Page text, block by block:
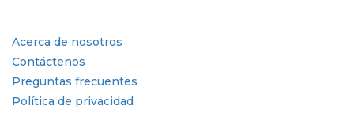
Acerca de nosotros
Contáctenos
Preguntas frecuentes
Política de privacidad